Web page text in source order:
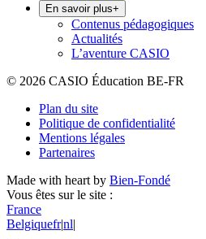
En savoir plus+
Contenus pédagogiques
Actualités
L’aventure CASIO
© 2026 CASIO Éducation BE-FR
Plan du site
Politique de confidentialité
Mentions légales
Partenaires
Made with heart by Bien-Fondé
Vous êtes sur le site :
France
Belgiquefr|nl|